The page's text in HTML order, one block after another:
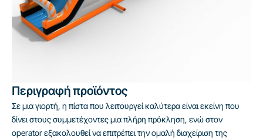
Περιγραφή προϊόντος
Σε μια γιορτή, η πίστα που λειτουργεί καλύτερα είναι εκείνη που
δίνει στους συμμετέχοντες μια πλήρη πρόκληση, ενώ στον
operator εξακολουθεί να επιτρέπει την ομαλή διαχείριση της